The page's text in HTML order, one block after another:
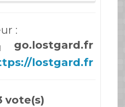
:
go.lostgard.fr
lostgard.fr
vote(s)